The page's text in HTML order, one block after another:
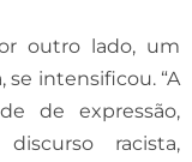
outro lado, um
intensificou. “A
de expressão,
racista,